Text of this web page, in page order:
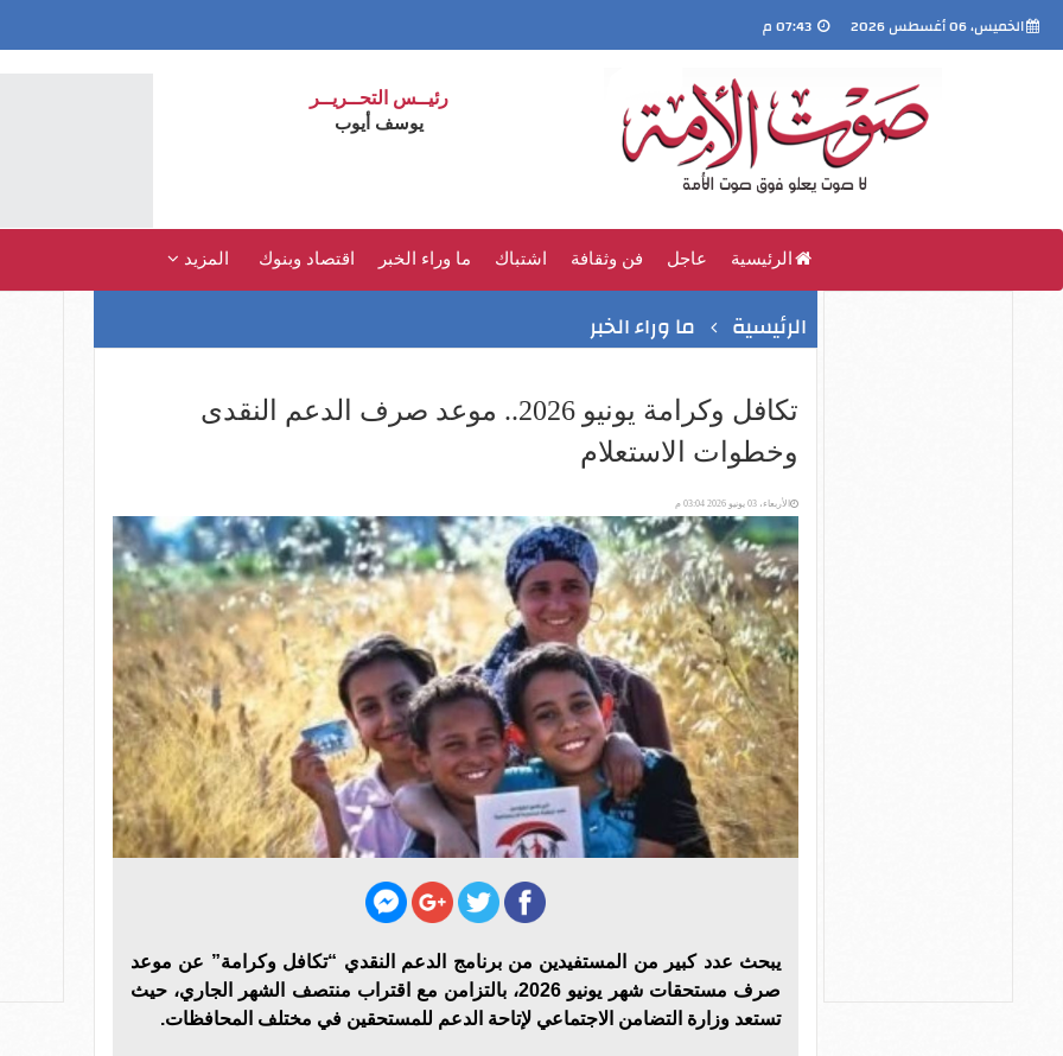
الخميس، 06 أغسطس 2026
رئيــس التحــريــر
يوسف أيوب
الرئيسية عاجل فن وثقافة اشتباك ما وراء الخبر اقتصاد وبنوك المزيد
الرئيسية ما وراء الخبر
تكافل وكرامة يونيو 2026.. موعد صرف الدعم النقدى
وخطوات الاستعلام
الأربعاء، 03 يونيو 2026 03:04 م
يبحث عدد كبير من المستفيدين من برنامج الدعم النقدي “تكافل وكرامة” عن موعد
صرف مستحقات شهر يونيو 2026، بالتزامن مع اقتراب منتصف الشهر الجاري، حيث
تستعد وزارة التضامن الاجتماعي لإتاحة الدعم للمستحقين في مختلف المحافظات.